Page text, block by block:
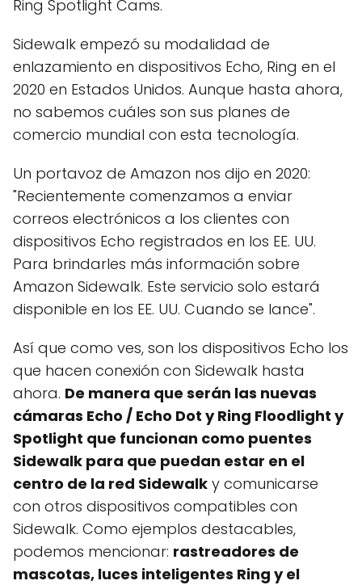
Ring Spotlight Cams.
Sidewalk empezó su modalidad de
enlazamiento en dispositivos Echo, Ring en el
2020 en Estados Unidos. Aunque hasta ahora,
no sabemos cuáles son sus planes de
comercio mundial con esta tecnología.
Un portavoz de Amazon nos dijo en 2020:
"Recientemente comenzamos a enviar
correos electrónicos a los clientes con
dispositivos Echo registrados en los EE. UU.
Para brindarles más información sobre
Amazon Sidewalk. Este servicio solo estará
disponible en los EE. UU. Cuando se lance".
Así que como ves, son los dispositivos Echo los
que hacen conexión con Sidewalk hasta
ahora. De manera que serán las nuevas
cámaras Echo / Echo Dot y Ring Floodlight y
Spotlight que funcionan como puentes
Sidewalk para que puedan estar en el
centro de la red Sidewalk y comunicarse
con otros dispositivos compatibles con
Sidewalk. Como ejemplos destacables,
podemos mencionar: rastreadores de
mascotas, luces inteligentes Ring y el